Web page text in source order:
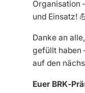
Organisation
und Einsatz!
Danke an
gefüllt haben
auf den
Euer BRK-